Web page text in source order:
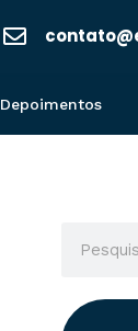
Depoimentos